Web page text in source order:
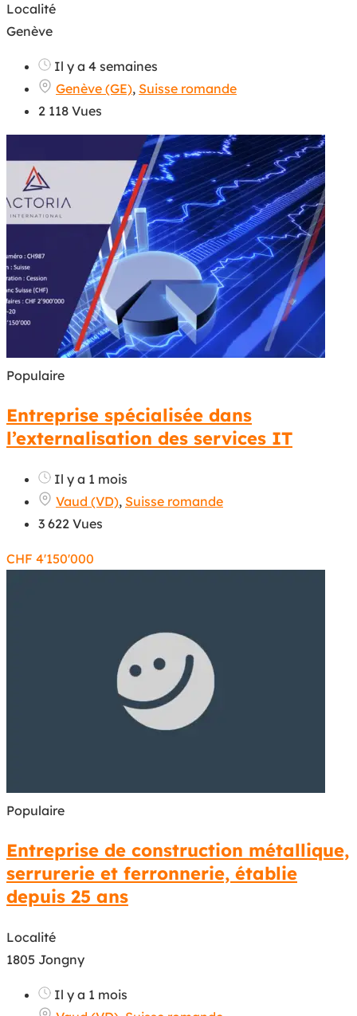
Localité
Genève
Il y a 4 semaines
Genève (GE), Suisse romande
2 118 Vues
Populaire
Entreprise spécialisée dans
l’externalisation des services IT
Il y a 1 mois
Vaud (VD), Suisse romande
3 622 Vues
CHF 4'150'000
Populaire
Entreprise de construction métallique,
serrurerie et ferronnerie, établie
depuis 25 ans
Localité
1805 Jongny
Il y a 1 mois